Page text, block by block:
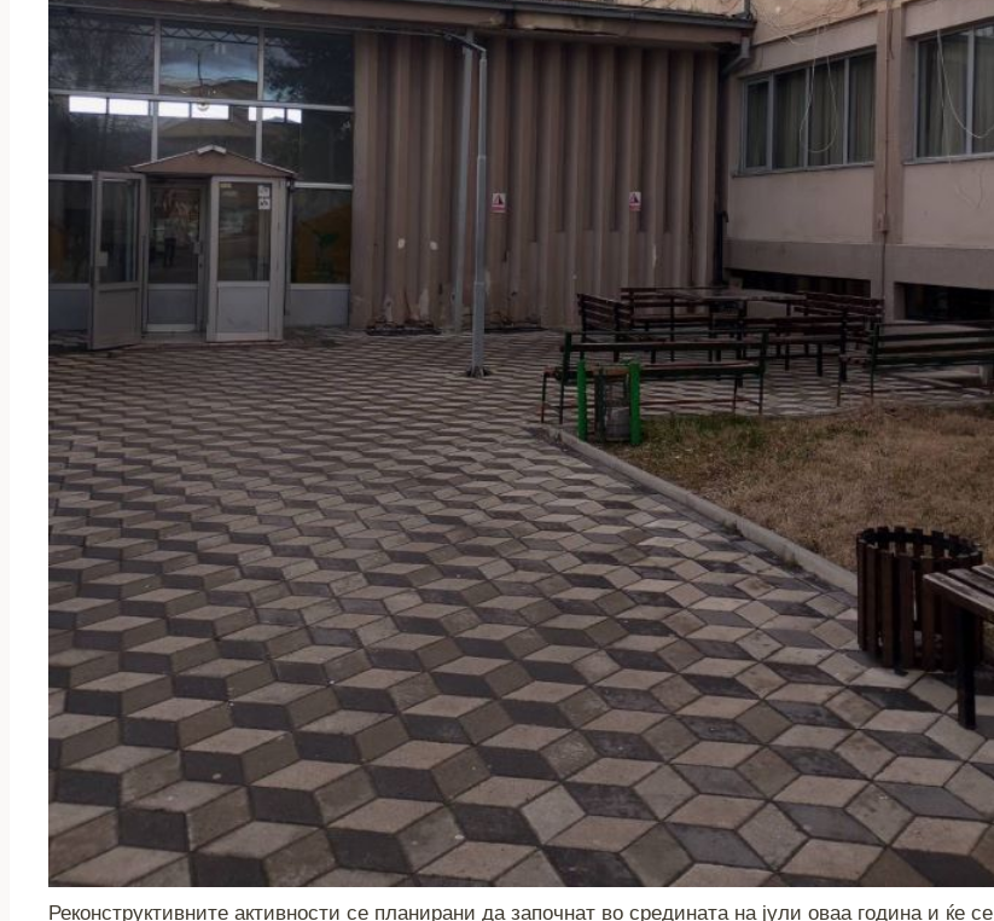
Реконструктивните активности се планирани да започнат во средината на јули оваа година и ќе се